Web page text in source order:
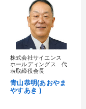
株式会社サイエンス
ホールディングス 代
表取締役会長
青山恭明(あおやま
やすあき )